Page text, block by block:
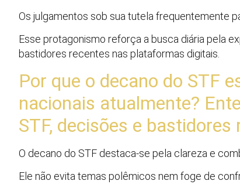
Os julgamentos sob sua tutela frequentemente
Esse protagonismo reforça a busca diária pela
bastidores recentes nas plataformas digitais.
Por que o decano do STF
nacionais atualmente?
STF, decisões e bastidores
O decano do STF destaca-se pela clareza e
Ele não evita temas polêmicos nem foge de